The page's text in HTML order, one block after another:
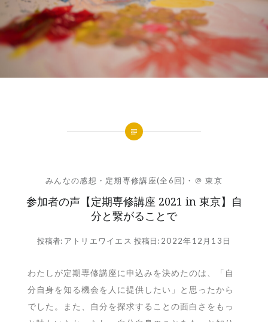
みんなの感想 ・ 定期専修講座(全6回) ・ ＠ 東京
参加者の声【定期専修講座 2021 in 東京】自
分と繋がることで
投稿者: アトリエワイエス 投稿日: 2022年12月13日
わたしが定期専修講座に申込みを決めたのは、「自
分自身を知る機会を人に提供したい」と思ったから
でした。また、自分を探求することの面白さをもっ